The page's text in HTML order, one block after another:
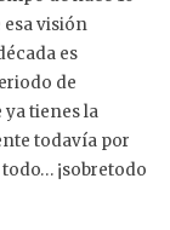
esa visión
es
de
ya tienes la
todavía por
¡sobretodo